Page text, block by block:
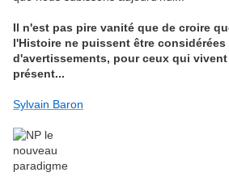
Il n'est pas pire vanité que de croire
l'Histoire ne puissent être considérées
d'avertissements, pour ceux qui
présent...
Sylvain Baron